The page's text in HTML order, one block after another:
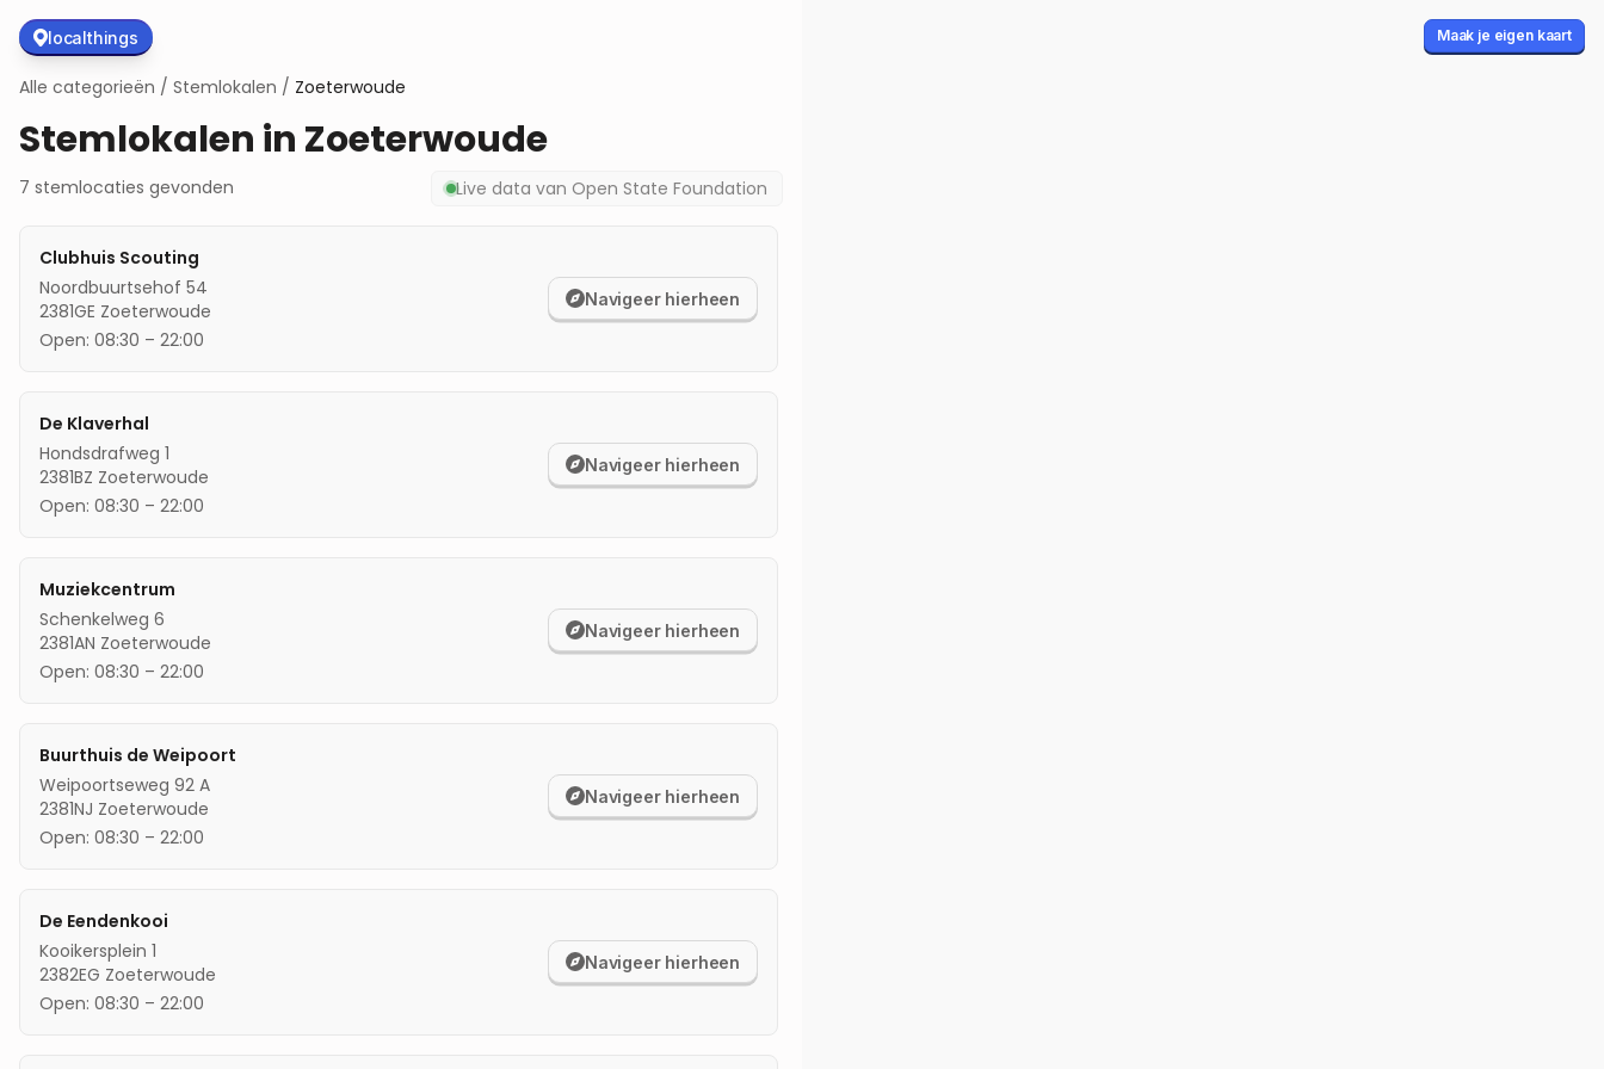
localthings
Alle categorieën / Stemlokalen / Zoeterwoude
Stemlokalen in Zoeterwoude
7 stemlocaties gevonden Live data van Open State Foundation
Clubhuis Scouting
Noordbuurtsehof 54
2381GE Zoeterwoude
Open: 08:30 – 22:00
Navigeer hierheen
De Klaverhal
Hondsdrafweg 1
2381BZ Zoeterwoude
Open: 08:30 – 22:00
Navigeer hierheen
Muziekcentrum
Schenkelweg 6
2381AN Zoeterwoude
Open: 08:30 – 22:00
Navigeer hierheen
Buurthuis de Weipoort
Weipoortseweg 92 A
2381NJ Zoeterwoude
Open: 08:30 – 22:00
Navigeer hierheen
De Eendenkooi
Kooikersplein 1
2382EG Zoeterwoude
Open: 08:30 – 22:00
Navigeer hierheen
Maak je eigen kaart